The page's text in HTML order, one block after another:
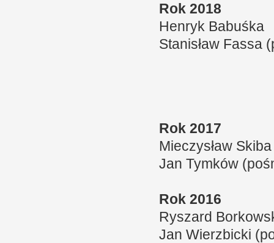
Rok 2018
Henryk Babuśka
Stanisław Fassa
Rok 2017
Mieczysław Skiba
Jan Tymków
Rok 2016
Ryszard
Jan Wierzbicki